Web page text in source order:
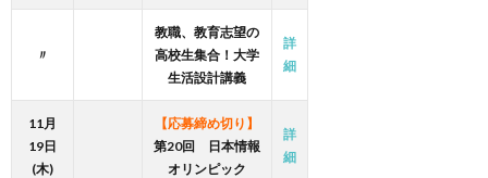
〃
教職、教育志望の
高校生集合！大学
生活設計講義
詳
細
11月
19日
(木)
【応募締め切り】
第20回 日本情報
オリンピック
詳
細